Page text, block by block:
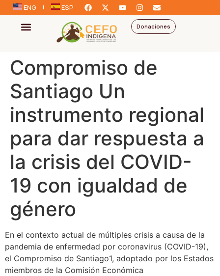
ENG ESP
Donaciones
Compromiso de
Santiago Un
instrumento regional
para dar respuesta a
la crisis del COVID-
19 con igualdad de
género
En el contexto actual de múltiples crisis a causa de la
pandemia de enfermedad por coronavirus (COVID-19),
el Compromiso de Santiago1, adoptado por los Estados
miembros de la Comisión Económica